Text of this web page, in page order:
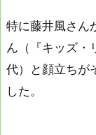
特に藤井風さん
ん（『キッズ・
代）と顔立ちが
した。